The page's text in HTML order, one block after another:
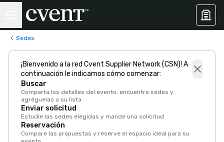
Sedes
¡Bienvenido a la red Cvent Supplier Network (CSN)! A
continuación le indicamos cómo comenzar:
Buscar
Comparta los detalles del evento, encuentre sedes y
agréguelas a su lista
Enviar solicitud
Estudie las sedes elegidas y mande una solicitud
Reservación
Compare las propuestas y reserve el espacio ideal para su